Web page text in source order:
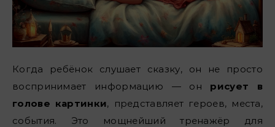
Когда ребёнок слушает сказку, он не просто
воспринимает информацию — он рисует в
голове картинки, представляет героев, места,
события. Это мощнейший тренажёр для